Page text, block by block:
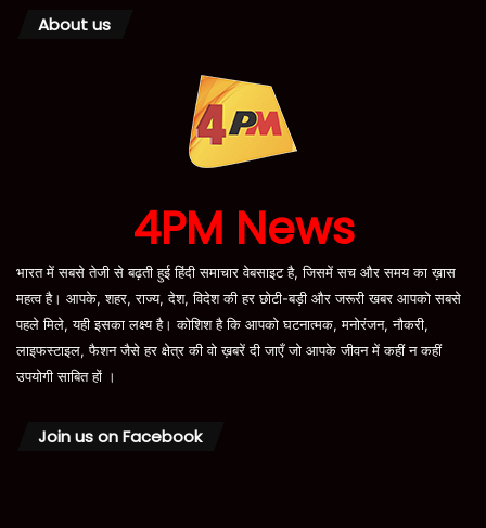
About us
4PM News
भारत में सबसे तेजी से बढ़ती हुई हिंदी समाचार वेबसाइट है, जिसमें सच और समय का ख़ास
महत्व है। आपके, शहर, राज्य, देश, विदेश की हर छोटी-बड़ी और जरूरी खबर आपको सबसे
पहले मिले, यही इसका लक्ष्य है। कोशिश है कि आपको घटनात्मक, मनोरंजन, नौकरी,
लाइफस्टाइल, फैशन जैसे हर क्षेत्र की वो ख़बरें दी जाएँ जो आपके जीवन में कहीं न कहीं
उपयोगी साबित हों ।
Join us on Facebook